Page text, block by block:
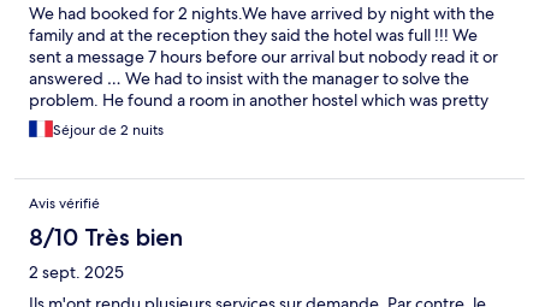
We had booked for 2 nights.We have arrived by night with the
family and at the reception they said the hotel was full !!! We
sent a message 7 hours before our arrival but nobody read it or
answered … We had to insist with the manager to solve the
problem. He found a room in another hostel which was pretty
clean and well managed. After one night in this hostel, finally we
went to « la colline ». They showed us a room very dirty … We
Family had to avoid this hostel .
Séjour de 2 nuits
Avis vérifié
8/10 Très bien
2 sept. 2025